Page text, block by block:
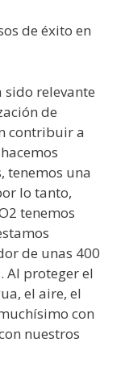
de éxito en
relevante
de
contribuir a
tenemos una
lo tanto,
tenemos
de unas 400
Al proteger el
el aire, el
con
nuestros